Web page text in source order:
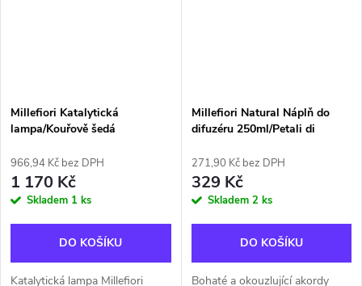
Millefiori Katalytická
lampa/Kouřově šedá
966,94 Kč bez DPH
1 170 Kč
Skladem 1 ks
DO KOŠÍKU
Katalytická lampa Millefiori
Millefiori Natural Náplň do
difuzéru 250ml/Petali di
271,90 Kč bez DPH
329 Kč
Skladem 2 ks
DO KOŠÍKU
Bohaté a okouzlující akordy